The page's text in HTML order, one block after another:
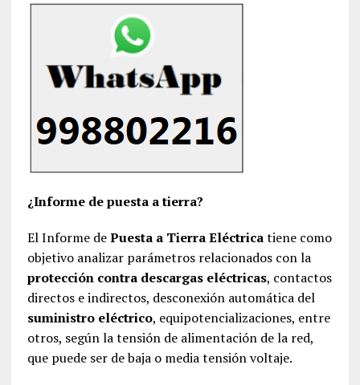
¿Informe de puesta a tierra?
El Informe dePuesta a Tierra Eléctricatiene como
objetivo analizar parámetros relacionados con la
protección contra descargas eléctricas, contactos
directos e indirectos, desconexión automática del
suministro eléctrico, equipotencializaciones, entre
otros, según la tensión de alimentación de la red,
que puede ser de baja o media tensión voltaje.